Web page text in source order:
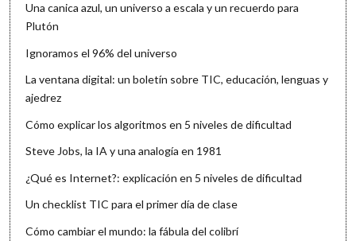
Una canica azul, un universo a escala y un recuerdo para
Plutón
Ignoramos el 96% del universo
La ventana digital: un boletín sobre TIC, educación, lenguas y
ajedrez
Cómo explicar los algoritmos en 5 niveles de dificultad
Steve Jobs, la IA y una analogía en 1981
¿Qué es Internet?: explicación en 5 niveles de dificultad
Un checklist TIC para el primer día de clase
Cómo cambiar el mundo: la fábula del colibrí